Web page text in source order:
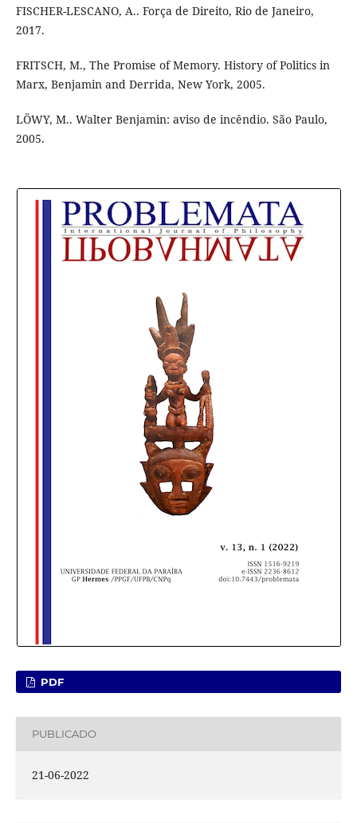
FISCHER-LESCANO, A.. Força de Direito, Rio de Janeiro,
2017.
FRITSCH, M., The Promise of Memory. History of Politics in
Marx, Benjamin and Derrida, New York, 2005.
LÖWY, M.. Walter Benjamin: aviso de incêndio. São Paulo,
2005.
PDF
PUBLICADO
21-06-2022